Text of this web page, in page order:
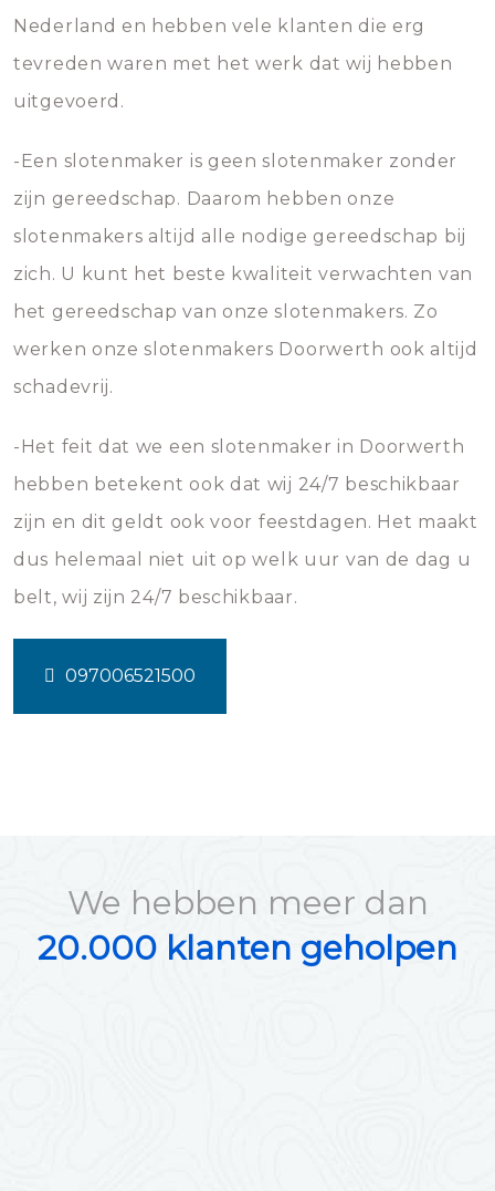
Nederland en hebben vele klanten die erg
tevreden waren met het werk dat wij hebben
uitgevoerd.
-Een slotenmaker is geen slotenmaker zonder
zijn gereedschap. Daarom hebben onze
slotenmakers altijd alle nodige gereedschap bij
zich. U kunt het beste kwaliteit verwachten van
het gereedschap van onze slotenmakers. Zo
werken onze slotenmakers Doorwerth ook altijd
schadevrij.
-Het feit dat we een slotenmaker in Doorwerth
hebben betekent ook dat wij 24/7 beschikbaar
zijn en dit geldt ook voor feestdagen. Het maakt
dus helemaal niet uit op welk uur van de dag u
belt, wij zijn 24/7 beschikbaar.
097006521500
We hebben meer dan
20.000 klanten geholpen